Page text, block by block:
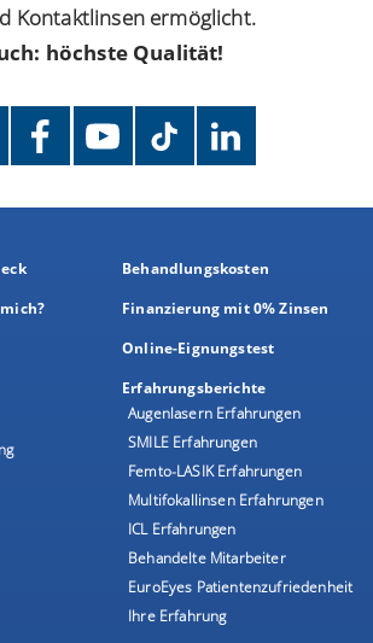
Kontaktlinsen ermöglicht.
höchste Qualität!
Behandlungskosten
Finanzierung mit 0% Zinsen
Online-Eignungstest
Erfahrungsberichte
Augenlasern Erfahrungen
SMILE Erfahrungen
Femto-LASIK Erfahrungen
Multifokallinsen Erfahrungen
ICL Erfahrungen
Behandelte Mitarbeiter
EuroEyes Patientenzufriedenheit
Ihre Erfahrung